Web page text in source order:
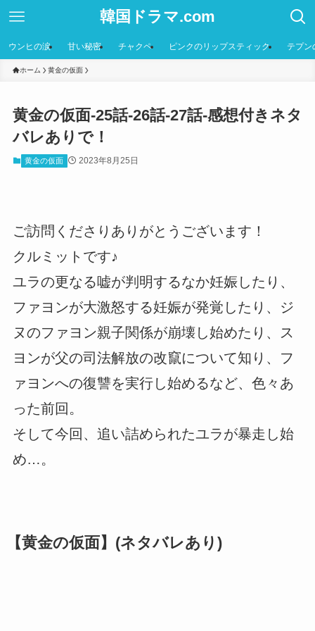
韓国ドラマ.com
ウンヒの涙 甘い秘密 チャクペ ピンクのリップスティック テプン
ホーム 黄金の仮面
黄金の仮面-25話-26話-27話-感想付きネタ
バレありで！
黄金の仮面 2023年8月25日
ご訪問くださりありがとうございます！
クルミットです♪
ユラの更なる嘘が判明するなか妊娠したり、
ファヨンが大激怒する妊娠が発覚したり、ジ
ヌのファヨン親子関係が崩壊し始めたり、ス
ヨンが父の司法解放の改竄について知り、フ
ァヨンへの復讐を実行し始めるなど、色々あ
った前回。
そして今回、追い詰められたユラが暴走し始
め…。
【黄金の仮面】(ネタバレあり)